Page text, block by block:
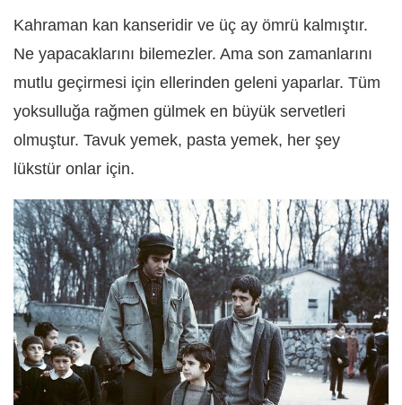
Kahraman kan kanseridir ve üç ay ömrü kalmıştır.
Ne yapacaklarını bilemezler. Ama son zamanlarını
mutlu geçirmesi için ellerinden geleni yaparlar. Tüm
yoksulluğa rağmen gülmek en büyük servetleri
olmuştur. Tavuk yemek, pasta yemek, her şey
lükstür onlar için.